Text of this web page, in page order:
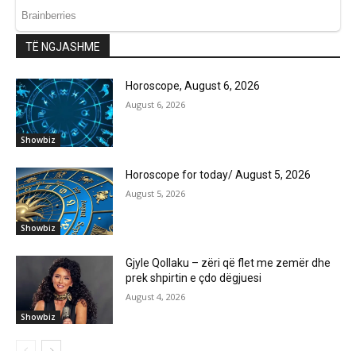
TË NGJASHME
Showbiz
Horoscope, August 6, 2026
August 6, 2026
Showbiz
Horoscope for today/ August 5, 2026
August 5, 2026
Showbiz
Gjyle Qollaku – zëri që flet me zemër dhe
prek shpirtin e çdo dëgjuesi
August 4, 2026